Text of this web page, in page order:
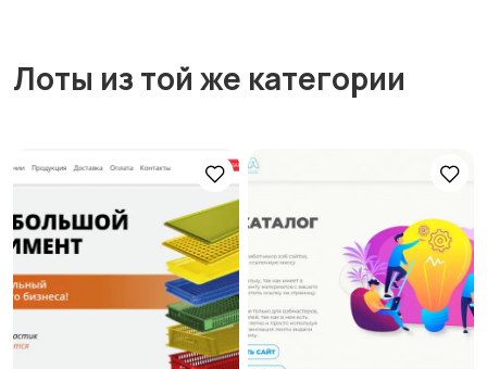
Лоты из той же категории